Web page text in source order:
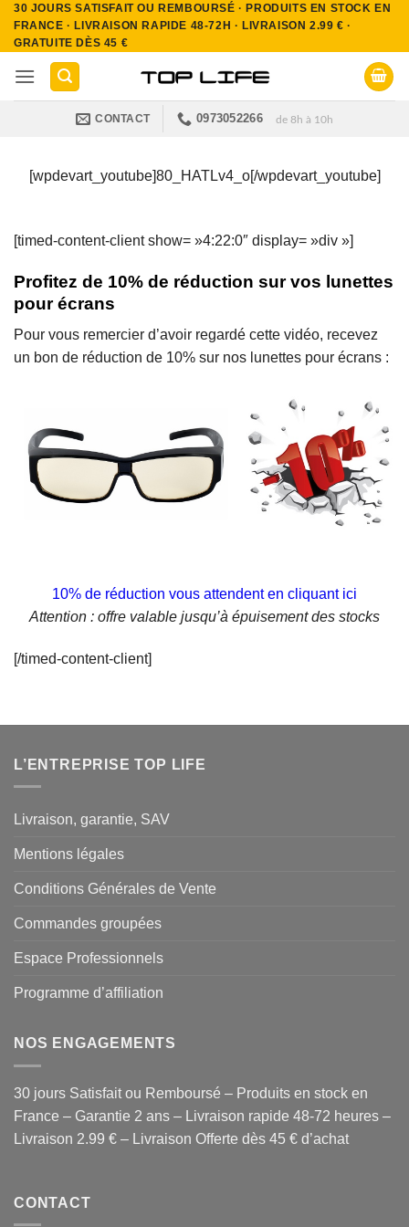
Passer
au
contenu
30 JOURS SATISFAIT OU REMBOURSÉ · PRODUITS EN STOCK EN
FRANCE · LIVRAISON RAPIDE 48-72H · LIVRAISON 2.99 € ·
GRATUITE DÈS 45 €
CONTACT 0973052266 de 8h à 10h
[wpdevart_youtube]80_HATLv4_o[/wpdevart_youtube]
[timed-content-client show= »4:22:0″ display= »div »]
Profitez de 10% de réduction sur vos lunettes
pour écrans
Pour vous remercier d’avoir regardé cette vidéo, recevez
un bon de réduction de 10% sur nos lunettes pour écrans :
10% de réduction vous attendent en cliquant ici
Attention : offre valable jusqu’à épuisement des stocks
[/timed-content-client]
L’ENTREPRISE TOP LIFE
Livraison, garantie, SAV
Mentions légales
Conditions Générales de Vente
Commandes groupées
Espace Professionnels
Programme d’affiliation
NOS ENGAGEMENTS
30 jours Satisfait ou Remboursé – Produits en stock en
France – Garantie 2 ans – Livraison rapide 48-72 heures –
Livraison 2.99 € – Livraison Offerte dès 45 € d’achat
CONTACT